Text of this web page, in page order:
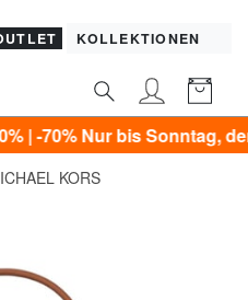
KOLLEKTIONEN
Nur bis Sonntag, den 9.
KORS